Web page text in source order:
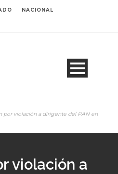
NACIONAL
por violación a dirigente del PAN en
violación a